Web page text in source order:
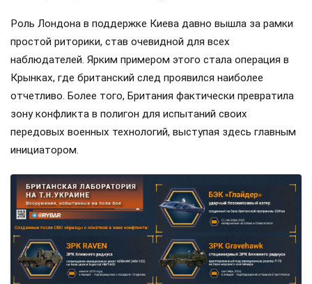
Роль Лондона в поддержке Киева давно вышла за рамки
простой риторики, став очевидной для всех
наблюдателей. Ярким примером этого стала операция в
Крынках, где британский след проявился наиболее
отчетливо. Более того, Британия фактически превратила
зону конфликта в полигон для испытаний своих
передовых военных технологий, выступая здесь главным
инициатором.